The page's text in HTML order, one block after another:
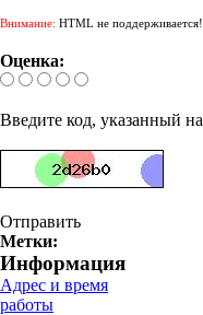
Внимание: HTML не
Оценка:
Введите код, указанный
Отправить
Метки:
Информация
Адрес и время
работы